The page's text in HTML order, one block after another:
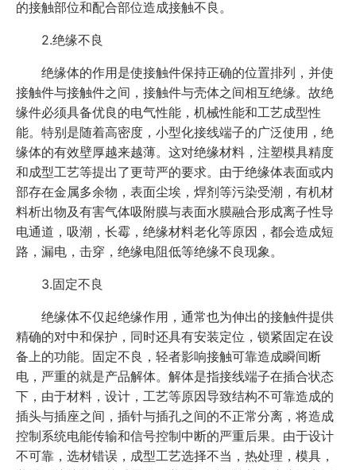
的接触部位和配合部位造成接触不良。
2.绝缘不良
绝缘体的作用是使接触件保持正确的位置排列，并使
接触件与接触件之间，接触件与壳体之间相互绝缘。故绝
缘件必须具备优良的电气性能，机械性能和工艺成型性
能。特别是随着高密度，小型化接线端子的广泛使用，绝
缘体的有效壁厚越来越薄。这对绝缘材料，注塑模具精度
和成型工艺等提出了更苛严的要求。由于绝缘体表面或内
部存在金属多余物，表面尘埃，焊剂等污染受潮，有机材
料析出物及有害气体吸附膜与表面水膜融合形成离子性导
电通道，吸潮，长霉，绝缘材料老化等原因，都会造成短
路，漏电，击穿，绝缘电阻低等绝缘不良现象。
3.固定不良
绝缘体不仅起绝缘作用，通常也为伸出的接触件提供
精确的对中和保护，同时还具有安装定位，锁紧固定在设
备上的功能。固定不良，轻者影响接触可靠造成瞬间断
电，严重的就是产品解体。解体是指接线端子在插合状态
下，由于材料，设计，工艺等原因导致结构不可靠造成的
插头与插座之间，插针与插孔之间的不正常分离，将造成
控制系统电能传输和信号控制中断的严重后果。由于设计
不可靠，选材错误，成型工艺选择不当，热处理，模具，